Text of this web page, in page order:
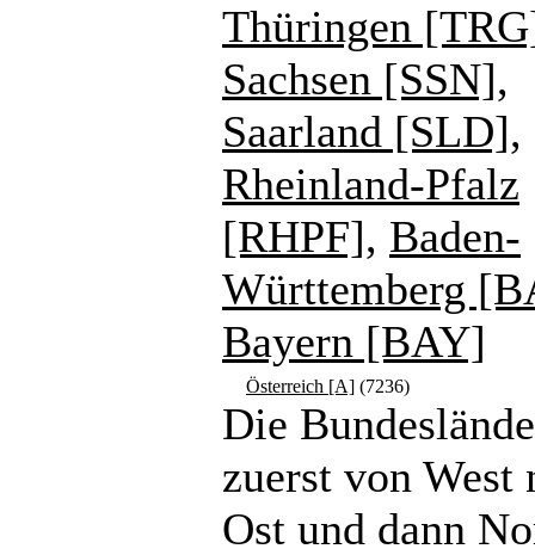
Thüringen
Sachsen [SSN],
Saarland [SLD],
Rheinland-Pfalz
[RHPF], Baden-
Württemberg
Bayern [BAY]
Österreich [A] (7236)
Die
zuerst von West
Ost und dann